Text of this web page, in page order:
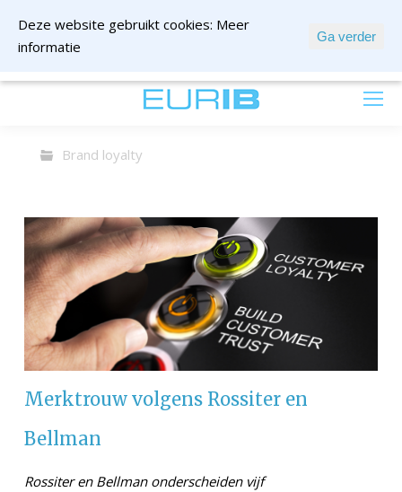
Brand loyalty
Merktrouw volgens Rossiter en
Bellman
Rossiter en Bellman onderscheiden vijf
Deze website gebruikt cookies: Meer
informatie
Ga verder